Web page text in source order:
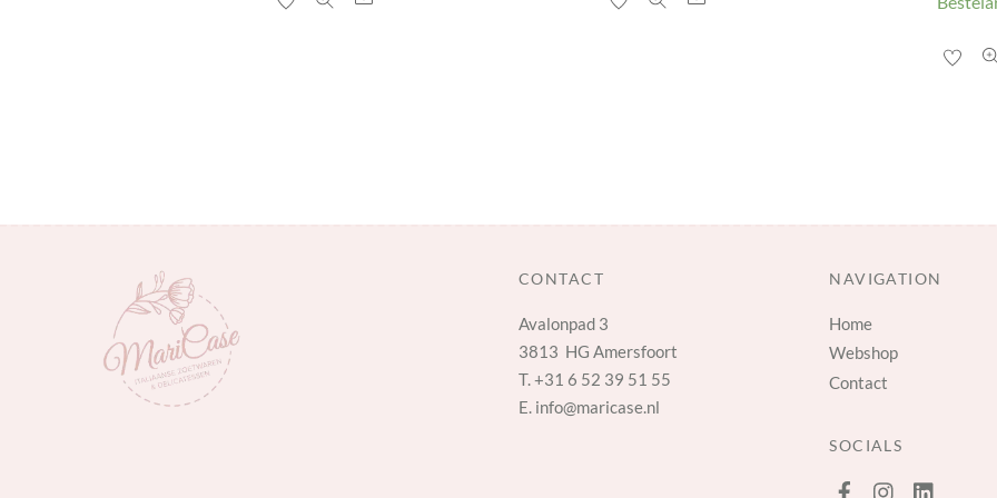
CONTACT
Avalonpad 3
3813 HG Amersfoort
T.+31 6 52 39 51 55
E. info@maricase.nl
NAVIGATION
Home
Webshop
Contact
SOCIALS